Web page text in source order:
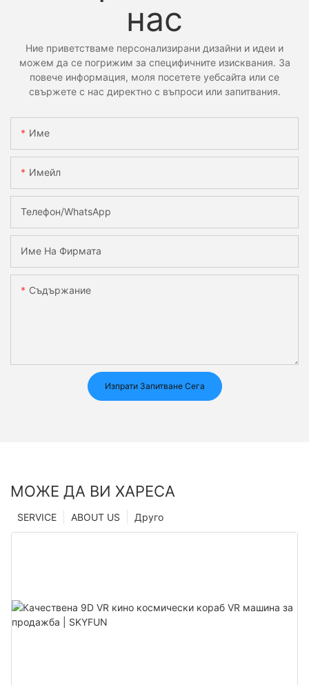
нас
Ние приветстваме персонализирани дизайни и идеи и
можем да се погрижим за специфичните изисквания. За
повече информация, моля посетете уебсайта или се
свържете с нас директно с въпроси или запитвания.
Име
Имейл
Телефон/WhatsApp
Име На Фирмата
Съдържание
Изпрати Запитване Сега
МОЖЕ ДА ВИ ХАРЕСА
Друго
ABOUT US
SERVICE